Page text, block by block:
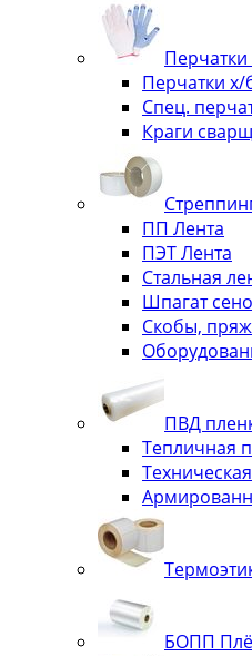
Перчатки х/
Спец.
Краги
ПП Лента
ПЭТ Лента
Стальная
Шпагат
Скобы,
ПВД
Тепличная
БОПП